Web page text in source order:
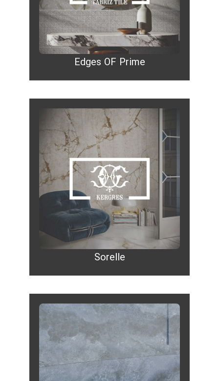
Edges OF Prime
Sorelle